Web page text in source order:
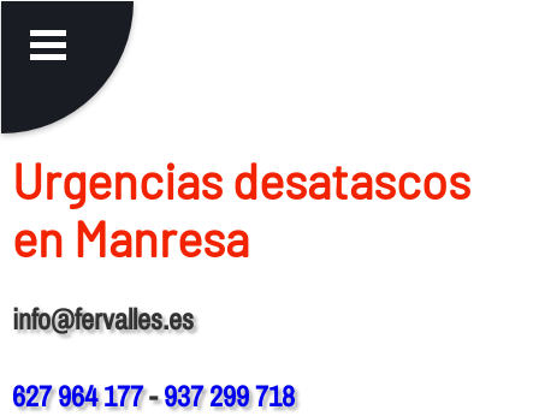
Urgencias desatascos
en Manresa
info@fervalles.es
627 964 177-937 299 718